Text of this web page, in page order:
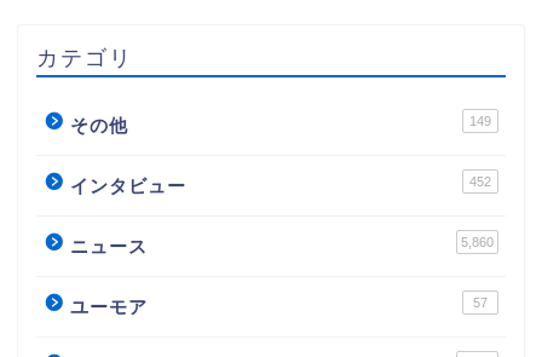
カテゴリ
その他 149
インタビュー 452
ニュース 5,860
ユーモア 57